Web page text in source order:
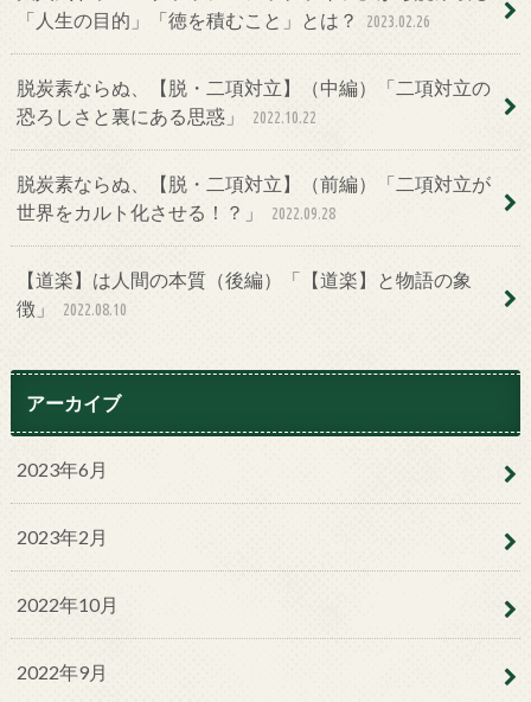
「人生の目的」「徳を積むこと」とは？
2023.02.26
脱炭素ならぬ、【脱・二項対立】（中編）「二項対立の
恐ろしさと裏にある思惑」
2022.10.22
脱炭素ならぬ、【脱・二項対立】（前編）「二項対立が
世界をカルト化させる！？」
2022.09.28
【道楽】は人間の本質（後編）「【道楽】と物語の象
徴」
2022.08.10
アーカイブ
2023年6月
2023年2月
2022年10月
2022年9月